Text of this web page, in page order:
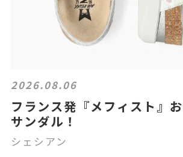
2026.08.06
フランス発『メフィスト』
サンダル！
シェシアン